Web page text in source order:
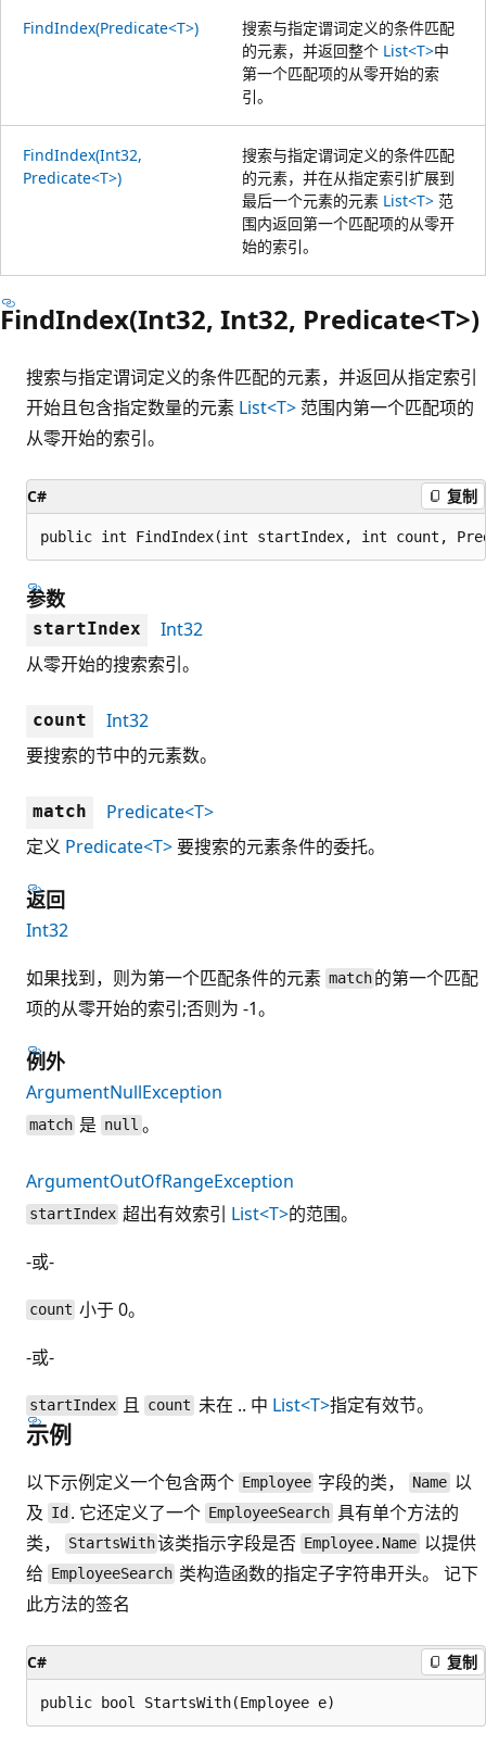
FindIndex(Predicate<T>)
搜索与指定谓词定义的条件匹配
的元素，并返回整个 List<T>中
第一个匹配项的从零开始的索
引。
FindIndex(Int32,
Predicate<T>)
搜索与指定谓词定义的条件匹配
的元素，并在从指定索引扩展到
最后一个元素的元素 List<T> 范
围内返回第一个匹配项的从零开
始的索引。
FindIndex(Int32, Int32, Predicate<T>)
搜索与指定谓词定义的条件匹配的元素，并返回从指定索引
开始且包含指定数量的元素 List<T> 范围内第一个匹配项的
从零开始的索引。
C# 复制
public int FindIndex(int startIndex, int count,
参数
startIndex
Int32
从零开始的搜索索引。
count
Int32
要搜索的节中的元素数。
match
Predicate<T>
定义 Predicate<T>要搜索的元素条件的委托。
返回
Int32
如果找到，则为第一个匹配条件的元素 match 的第一个匹配
项的从零开始的索引;否则为 -1。
例外
ArgumentNullException
match 是 null 。
ArgumentOutOfRangeException
startIndex 超出有效索引 List<T>的范围。
-或-
count 小于 0。
-或-
startIndex 且 count 未在 .. 中 List<T>指定有效节。
示例
以下示例定义一个包含两个 Employee 字段的类， Name以
及 Id . 它还定义了一个 EmployeeSearch 具有单个方法的
类，
StartsWith该类指示字段是否 Employee.Name 以提供
给 EmployeeSearch 类构造函数的指定子字符串开头。 记下
此方法的签名
C# 复制